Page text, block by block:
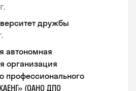
дружбы
автономная
организация
профессионального
(ОАНО ДПО